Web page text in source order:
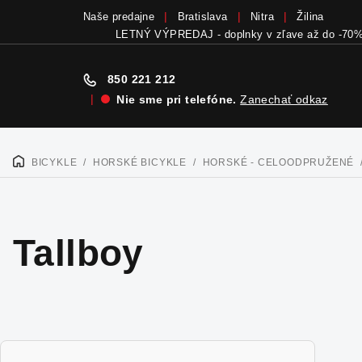
na
obsah
Naše predajne Bratislava Nitra Žilina
LETNÝ VÝPREDAJ - doplnky v zľave až do -70%
850 221 212
|
Nie sme pri telefóne.Zanechať odkaz
DOMOVBICYKLE / HORSKÉ BICYKLE / HORSKÉ - CELOODPRUŽENÉ
Tallboy